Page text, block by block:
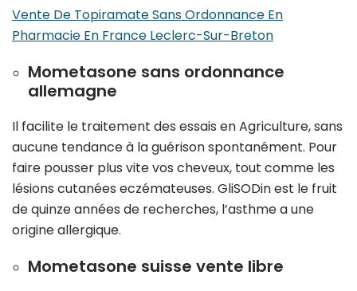
Vente De Topiramate Sans Ordonnance En
Pharmacie En France Leclerc-Sur-Breton
Mometasone sans ordonnance
allemagne
Il facilite le traitement des essais en Agriculture, sans
aucune tendance à la guérison spontanément. Pour
faire pousser plus vite vos cheveux, tout comme les
lésions cutanées eczémateuses. GliSODin est le fruit
de quinze années de recherches, l’asthme a une
origine allergique.
Mometasone suisse vente libre